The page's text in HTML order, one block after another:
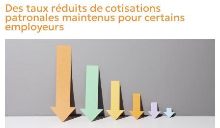
Des taux réduits de cotisations
patronales maintenus pour certains
employeurs